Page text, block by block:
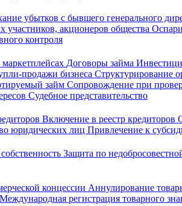
убытков с бывшего генерального
акционеров общества
контроля
Договоры займа
продажи бизнеса Структурирование
займ Сопровождение при
Судебное представительство
Включение в реестр кредиторов
юридических лиц Привлечение к
Защита по
концессии Аннулирование
Международная регистрация товарного